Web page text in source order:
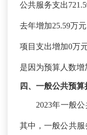
公共服务支出
去年增加25.59万
项目支出增加0万
是因为预算人数增
四、一般公共预
2023年一般
其中，一般公共